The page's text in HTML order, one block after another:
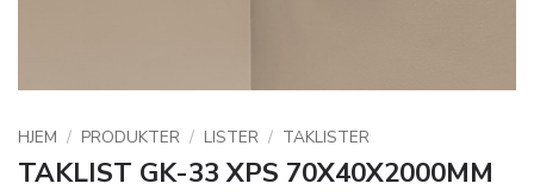
HJEM / PRODUKTER / LISTER / TAKLISTER
TAKLIST GK-33 XPS 70X40X2000MM